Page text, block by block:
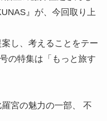
』が、今回取り上
し、考えることをテー
の特集は「もっと旅す
宮の魅力の一部、 不